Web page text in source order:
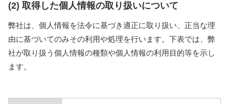
(2) 取得した個人情報の取り扱いについて
弊社は、個人情報を法令に基づき適正に取り扱い、正当な理
由に基づいてのみその利用や処理を行います。下表では、弊
社が取り扱う個人情報の種類や個人情報の利用目的等を示し
ます。